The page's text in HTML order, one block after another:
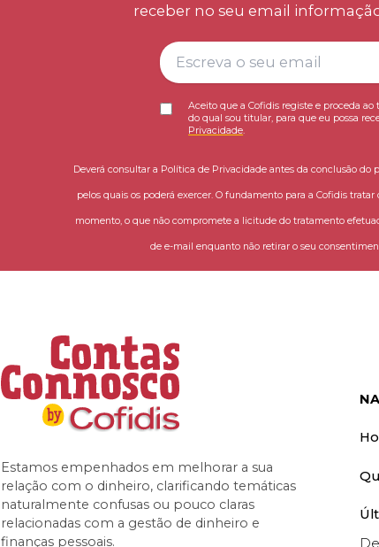
receber no seu email
Aceito que a Cofidis registe e proceda
do qual sou titular, para que eu possa
Privacidade.
Deverá consultar a Política de Privacidade antes da conclusão do
pelos quais os poderá exercer. O fundamento para a Cofidis
momento, o que não compromete a licitude do tratamento
de e-mail enquanto não retirar o seu
Estamos empenhados em melhorar a sua
relação com o dinheiro, clarificando temáticas
naturalmente confusas ou pouco claras
relacionadas com a gestão de dinheiro e
finanças pessoais.